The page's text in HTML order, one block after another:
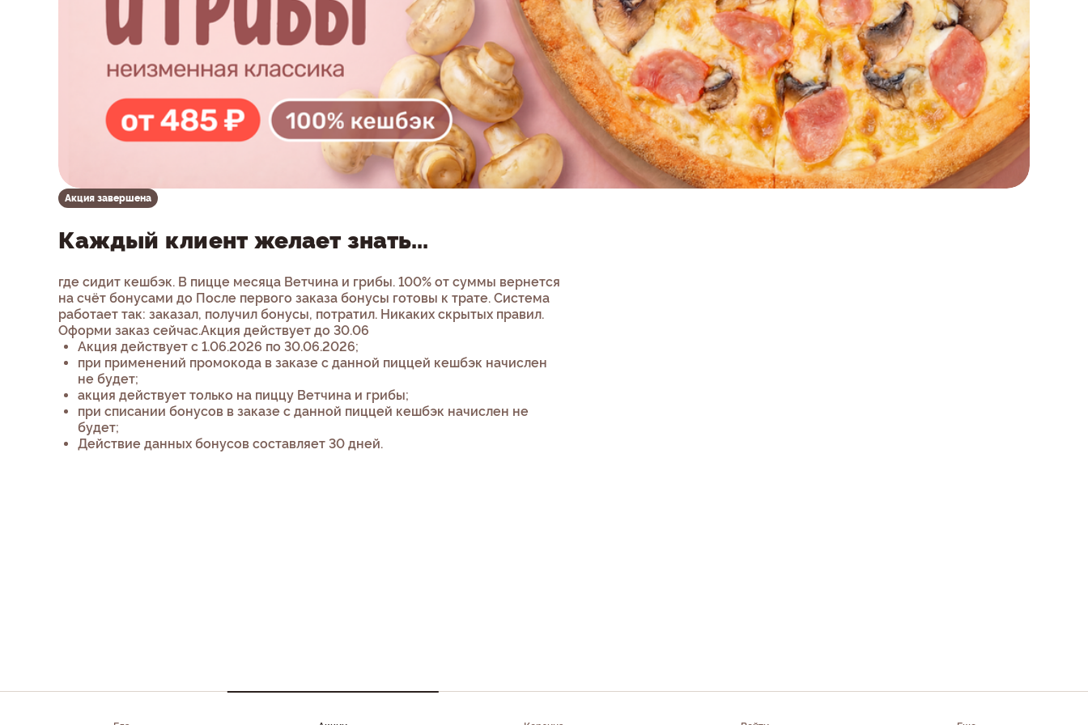
Акция завершена
Каждый клиент желает знать...
где сидит кешбэк. В пицце месяца Ветчина и грибы. 100% от суммы вернется
на счёт бонусами до После первого заказа бонусы готовы к трате. Система
работает так: заказал, получил бонусы, потратил. Никаких скрытых правил.
Оформи заказ сейчас.Акция действует до 30.06
Акция действует с 1.06.2026 по 30.06.2026;
при применений промокода в заказе с данной пиццей кешбэк начислен
не будет;
акция действует только на пиццу Ветчина и грибы;
при списании бонусов в заказе с данной пиццей кешбэк начислен не
будет;
Действие данных бонусов составляет 30 дней.